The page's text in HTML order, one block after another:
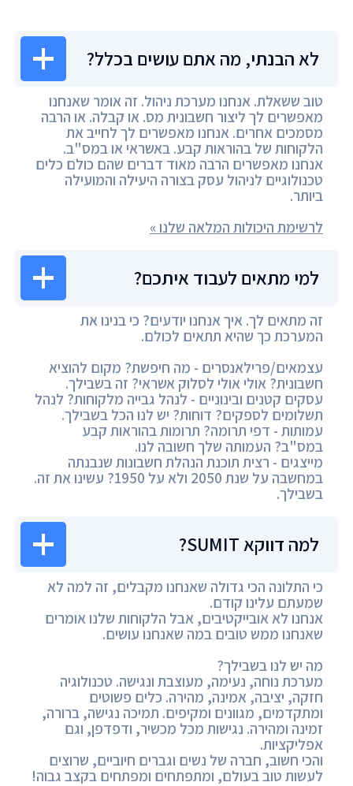
לא הבנתי, מה אתם עושים בכלל?
טוב ששאלת. אנחנו מערכת ניהול. זה אומר שאנחנו
מאפשרים לך ליצור חשבונית מס. או קבלה. או הרבה
מסמכים אחרים. אנחנו מאפשרים לך לחייב את
הלקוחות של בהוראות קבע. באשראי או במס"ב.
אנחנו מאפשרים הרבה מאוד דברים שהם כולם כלים
טכנולוגיים לניהול עסק בצורה היעילה והמועילה
ביותר.
לרשימת היכולות המלאה שלנו »
למי מתאים לעבוד איתכם?
זה מתאים לך. איך אנחנו יודעים? כי בנינו את
המערכת כך שהיא תתאים לכולם.
עצמאים/פרילאנסרים - מה חיפשת? מקום להוציא
חשבונית? אולי אולי לסלוק אשראי? זה בשבילך.
עסקים קטנים ובינוניים - לנהל גבייה מלקוחות? לנהל
תשלומים לספקים? דוחות? יש לנו הכל בשבילך.
עמותות - דפי תרומה? תרומות בהוראות קבע
במס"ב? העמותה שלך חשובה לנו.
מייצגים - רצית תוכנת הנהלת חשבונות שנבנתה
במחשבה על שנת 2050 ולא על 1950? עשינו את זה.
בשבילך.
למה דווקא SUMIT?
כי התלונה הכי גדולה שאנחנו מקבלים, זה למה לא
שמעתם עלינו קודם.
אנחנו לא אובייקטיבים, אבל הלקוחות שלנו אומרים
שאנחנו ממש טובים במה שאנחנו עושים.
מה יש לנו בשבילך?
מערכת נוחה, נעימה, מעוצבת ונגישה. טכנולוגיה
חזקה, יציבה, אמינה, מהירה. כלים פשוטים
ומתקדמים, מגוונים ומקיפים. תמיכה נגישה, ברורה,
זמינה ומהירה. נגישות מכל מכשיר, ודפדפן, וגם
אפליקציות.
והכי חשוב, חברה של נשים וגברים חיוביים, שרוצים
לעשות טוב בעולם, ומתפתחים ומפתחים בקצב גבוה!